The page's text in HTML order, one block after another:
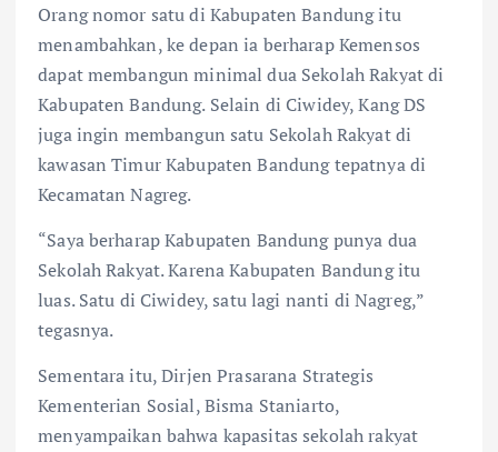
Orang nomor satu di Kabupaten Bandung itu
menambahkan, ke depan ia berharap Kemensos
dapat membangun minimal dua Sekolah Rakyat di
Kabupaten Bandung. Selain di Ciwidey, Kang DS
juga ingin membangun satu Sekolah Rakyat di
kawasan Timur Kabupaten Bandung tepatnya di
Kecamatan Nagreg.
“Saya berharap Kabupaten Bandung punya dua
Sekolah Rakyat. Karena Kabupaten Bandung itu
luas. Satu di Ciwidey, satu lagi nanti di Nagreg,”
tegasnya.
Sementara itu, Dirjen Prasarana Strategis
Kementerian Sosial, Bisma Staniarto,
menyampaikan bahwa kapasitas sekolah rakyat